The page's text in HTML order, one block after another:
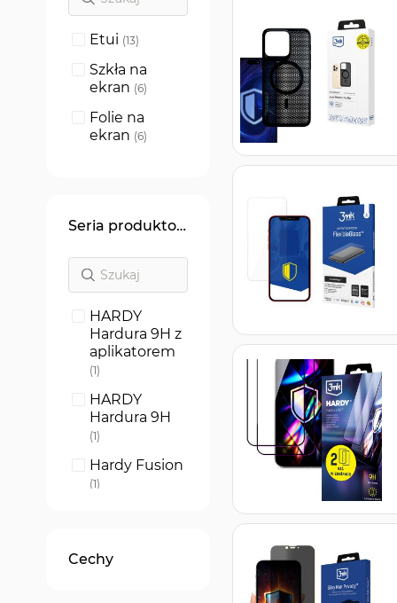
Etui 13
produkty
Szkła na
ekran 6
produkty
Folie na
ekran 6
produkty
Seria produktowa
HARDY
Hardura 9H z
aplikatorem
1
produkt
HARDY
Hardura 9H
1
produkt
Hardy Fusion
1
produkt
HARDY
Cechy